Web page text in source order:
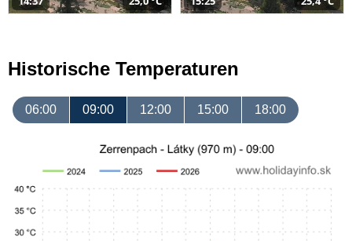
Historische Temperaturen
06:00 09:00 12:00 15:00 18:00